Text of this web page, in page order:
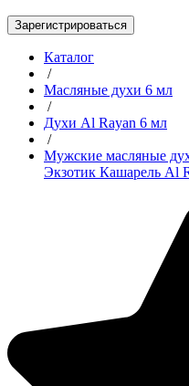
Зарегистрироваться
Каталог
/
Масляные духи 6 мл
/
Духи Al Rayan 6 мл
/
Мужские масляные
Экзотик Кашарель Al